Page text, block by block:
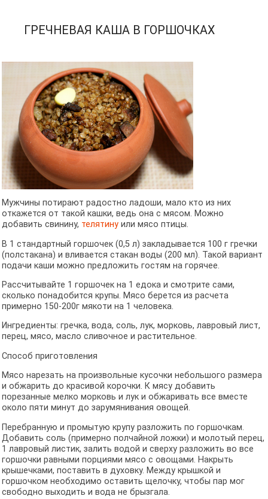
ГРЕЧНЕВАЯ КАША В ГОРШОЧКАХ
Мужчины потирают радостно ладоши, мало кто из них
откажется от такой кашки, ведь она с мясом. Можно
добавить свинину, телятинуили мясо птицы.
В 1 стандартный горшочек (0,5 л) закладывается 100 г гречки
(полстакана) и вливается стакан воды (200 мл). Такой вариант
подачи каши можно предложить гостям на горячее.
Рассчитывайте 1 горшочек на 1 едока и смотрите сами,
сколько понадобится крупы. Мясо берется из расчета
примерно 150-200г мякоти на 1 человека.
Ингредиенты: гречка, вода, соль, лук, морковь, лавровый лист,
перец, мясо, масло сливочное и растительное.
Способ приготовления
Мясо нарезать на произвольные кусочки небольшого размера
и обжарить до красивой корочки. К мясу добавить
порезанные мелко морковь и лук и обжаривать все вместе
около пяти минут до зарумянивания овощей.
Перебранную и промытую крупу разложить по горшочкам.
Добавить соль (примерно полчайной ложки) и молотый перец,
1 лавровый листик, залить водой и сверху разложить во все
горшочки равными порциями мясо с овощами. Накрыть
крышечками, поставить в духовку. Между крышкой и
горшочком необходимо оставить щелочку, чтобы пар мог
свободно выходить и вода не брызгала.